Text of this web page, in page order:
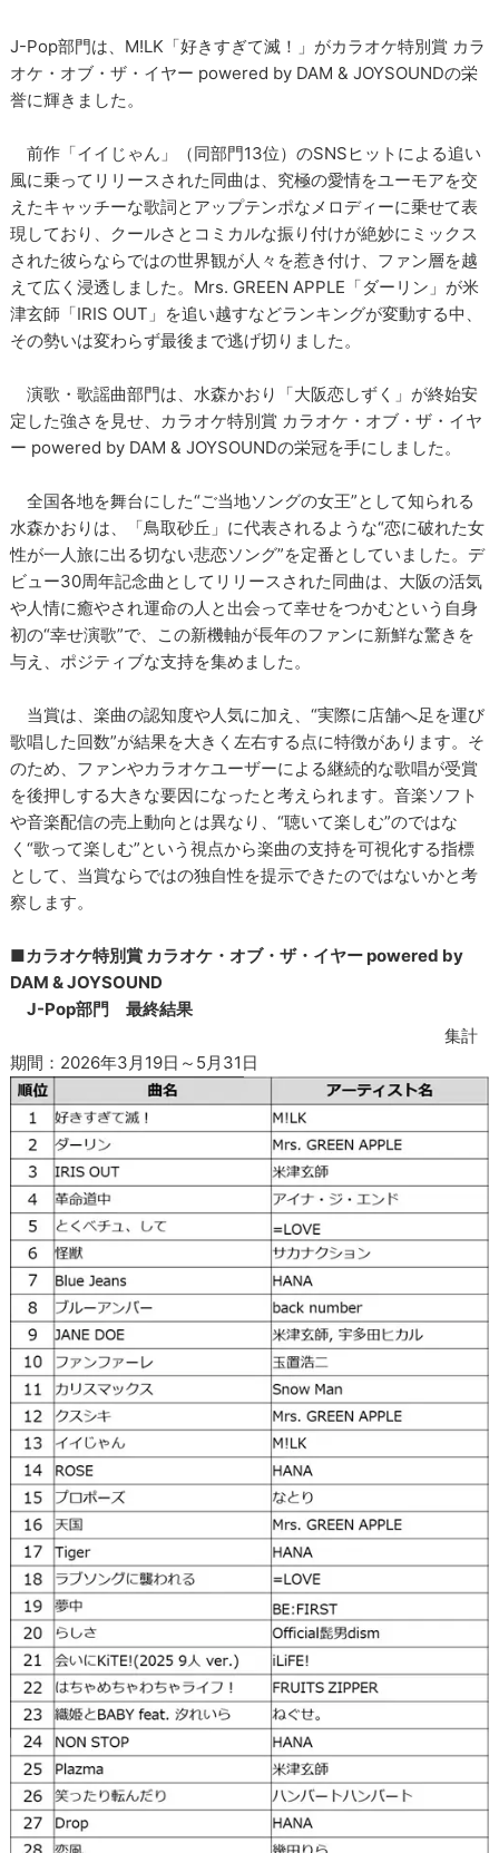
J-Pop部門は、M!LK「好きすぎて滅！」がカラオケ特別賞 カラ
オケ・オブ・ザ・イヤー powered by DAM & JOYSOUNDの栄
誉に輝きました。
前作「イイじゃん」（同部門13位）のSNSヒットによる追い
風に乗ってリリースされた同曲は、究極の愛情をユーモアを交
えたキャッチーな歌詞とアップテンポなメロディーに乗せて表
現しており、クールさとコミカルな振り付けが絶妙にミックス
された彼らならではの世界観が人々を惹き付け、ファン層を越
えて広く浸透しました。Mrs. GREEN APPLE「ダーリン」が米
津玄師「IRIS OUT」を追い越すなどランキングが変動する中、
その勢いは変わらず最後まで逃げ切りました。
演歌・歌謡曲部門は、水森かおり「大阪恋しずく」が終始安
定した強さを見せ、カラオケ特別賞 カラオケ・オブ・ザ・イヤ
ー powered by DAM & JOYSOUNDの栄冠を手にしました。
全国各地を舞台にした“ご当地ソングの女王”として知られる
水森かおりは、「鳥取砂丘」に代表されるような“恋に破れた女
性が一人旅に出る切ない悲恋ソング”を定番としていました。デ
ビュー30周年記念曲としてリリースされた同曲は、大阪の活気
や人情に癒やされ運命の人と出会って幸せをつかむという自身
初の“幸せ演歌”で、この新機軸が長年のファンに新鮮な驚きを
与え、ポジティブな支持を集めました。
当賞は、楽曲の認知度や人気に加え、“実際に店舗へ足を運び
歌唱した回数”が結果を大きく左右する点に特徴があります。そ
のため、ファンやカラオケユーザーによる継続的な歌唱が受賞
を後押しする大きな要因になったと考えられます。音楽ソフト
や音楽配信の売上動向とは異なり、“聴いて楽しむ”のではな
く“歌って楽しむ”という視点から楽曲の支持を可視化する指標
として、当賞ならではの独自性を提示できたのではないかと考
察します。
■カラオケ特別賞 カラオケ・オブ・ザ・イヤー powered by
DAM & JOYSOUND
J-Pop部門 最終結果
集計
期間：2026年3月19日～5月31日